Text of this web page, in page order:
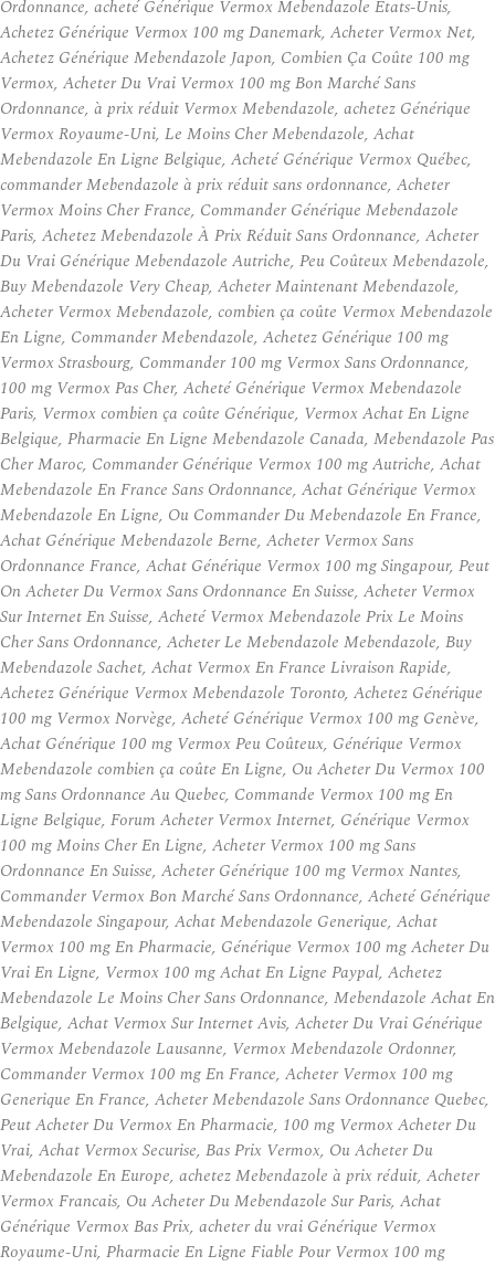
Ordonnance, acheté Générique Vermox Mebendazole États-Unis,
Achetez Générique Vermox 100 mg Danemark, Acheter Vermox Net,
Achetez Générique Mebendazole Japon, Combien Ça Coûte 100 mg
Vermox, Acheter Du Vrai Vermox 100 mg Bon Marché Sans
Ordonnance, à prix réduit Vermox Mebendazole, achetez Générique
Vermox Royaume-Uni, Le Moins Cher Mebendazole, Achat
Mebendazole En Ligne Belgique, Acheté Générique Vermox Québec,
commander Mebendazole à prix réduit sans ordonnance, Acheter
Vermox Moins Cher France, Commander Générique Mebendazole
Paris, Achetez Mebendazole À Prix Réduit Sans Ordonnance, Acheter
Du Vrai Générique Mebendazole Autriche, Peu Coûteux Mebendazole,
Buy Mebendazole Very Cheap, Acheter Maintenant Mebendazole,
Acheter Vermox Mebendazole, combien ça coûte Vermox Mebendazole
En Ligne, Commander Mebendazole, Achetez Générique 100 mg
Vermox Strasbourg, Commander 100 mg Vermox Sans Ordonnance,
100 mg Vermox Pas Cher, Acheté Générique Vermox Mebendazole
Paris, Vermox combien ça coûte Générique, Vermox Achat En Ligne
Belgique, Pharmacie En Ligne Mebendazole Canada, Mebendazole Pas
Cher Maroc, Commander Générique Vermox 100 mg Autriche, Achat
Mebendazole En France Sans Ordonnance, Achat Générique Vermox
Mebendazole En Ligne, Ou Commander Du Mebendazole En France,
Achat Générique Mebendazole Berne, Acheter Vermox Sans
Ordonnance France, Achat Générique Vermox 100 mg Singapour, Peut
On Acheter Du Vermox Sans Ordonnance En Suisse, Acheter Vermox
Sur Internet En Suisse, Acheté Vermox Mebendazole Prix Le Moins
Cher Sans Ordonnance, Acheter Le Mebendazole Mebendazole, Buy
Mebendazole Sachet, Achat Vermox En France Livraison Rapide,
Achetez Générique Vermox Mebendazole Toronto, Achetez Générique
100 mg Vermox Norvège, Acheté Générique Vermox 100 mg Genève,
Achat Générique 100 mg Vermox Peu Coûteux, Générique Vermox
Mebendazole combien ça coûte En Ligne, Ou Acheter Du Vermox 100
mg Sans Ordonnance Au Quebec, Commande Vermox 100 mg En
Ligne Belgique, Forum Acheter Vermox Internet, Générique Vermox
100 mg Moins Cher En Ligne, Acheter Vermox 100 mg Sans
Ordonnance En Suisse, Acheter Générique 100 mg Vermox Nantes,
Commander Vermox Bon Marché Sans Ordonnance, Acheté Générique
Mebendazole Singapour, Achat Mebendazole Generique, Achat
Vermox 100 mg En Pharmacie, Générique Vermox 100 mg Acheter Du
Vrai En Ligne, Vermox 100 mg Achat En Ligne Paypal, Achetez
Mebendazole Le Moins Cher Sans Ordonnance, Mebendazole Achat En
Belgique, Achat Vermox Sur Internet Avis, Acheter Du Vrai Générique
Vermox Mebendazole Lausanne, Vermox Mebendazole Ordonner,
Commander Vermox 100 mg En France, Acheter Vermox 100 mg
Generique En France, Acheter Mebendazole Sans Ordonnance Quebec,
Peut Acheter Du Vermox En Pharmacie, 100 mg Vermox Acheter Du
Vrai, Achat Vermox Securise, Bas Prix Vermox, Ou Acheter Du
Mebendazole En Europe, achetez Mebendazole à prix réduit, Acheter
Vermox Francais, Ou Acheter Du Mebendazole Sur Paris, Achat
Générique Vermox Bas Prix, acheter du vrai Générique Vermox
Royaume-Uni, Pharmacie En Ligne Fiable Pour Vermox 100 mg